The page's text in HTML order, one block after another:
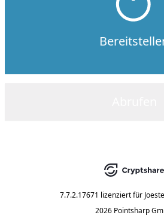
7.7.2.17671 lizenziert für
2026 Pointsharp